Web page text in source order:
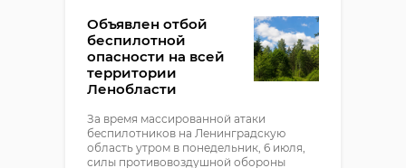
Объявлен отбой
беспилотной
опасности на всей
территории
Ленобласти
За время массированной атаки
беспилотников на Ленинградскую
область утром в понедельник, 6 июля,
силы противовоздушной обороны